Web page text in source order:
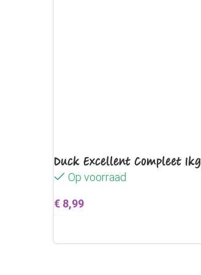
Duck Excellent Compleet 1kg
Op voorraad
€ 8,99